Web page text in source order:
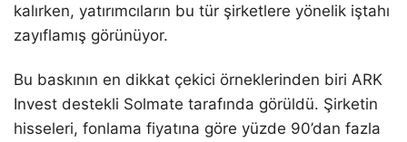
kalırken, yatırımcıların bu tür şirketlere yönelik iştahı
zayıflamış görünüyor.
Bu baskının en dikkat çekici örneklerinden biri ARK
Invest destekli Solmate tarafında görüldü. Şirketin
hisseleri, fonlama fiyatına göre yüzde 90’dan fazla